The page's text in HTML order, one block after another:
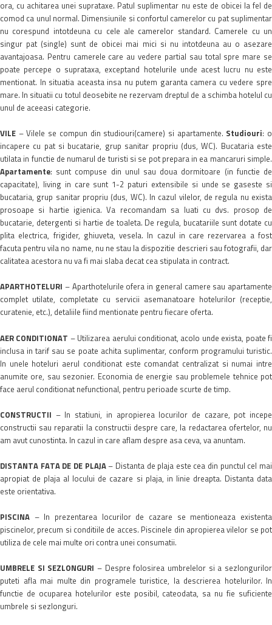
ora, cu achitarea unei suprataxe. Patul suplimentar nu este de obicei la fel de
comod ca unul normal. Dimensiunile si confortul camerelor cu pat suplimentar
nu corespund intotdeuna cu cele ale camerelor standard. Camerele cu un
singur pat (single) sunt de obicei mai mici si nu intotdeuna au o asezare
avantajoasa. Pentru camerele care au vedere partial sau total spre mare se
poate percepe o suprataxa, exceptand hotelurile unde acest lucru nu este
mentionat. In situatia aceasta insa nu putem garanta camera cu vedere spre
mare. In situatii cu totul deosebite ne rezervam dreptul de a schimba hotelul cu
unul de aceeasi categorie.
VILE – Vilele se compun din studiouri(camere) si apartamente. Studiouri: o
incapere cu pat si bucatarie, grup sanitar propriu (dus, WC). Bucataria este
utilata in functie de numarul de turisti si se pot prepara in ea mancaruri simple.
Apartamente: sunt compuse din unul sau doua dormitoare (in functie de
capacitate), living in care sunt 1-2 paturi extensibile si unde se gaseste si
bucataria, grup sanitar propriu (dus, WC). In cazul vilelor, de regula nu exista
prosoape si hartie igienica. Va recomandam sa luati cu dvs. prosop de
bucatarie, detergenti si hartie de toaleta. De regula, bucatariile sunt dotate cu
plita electrica, frigider, ghiuveta, vesela. In cazul in care rezervarea a fost
facuta pentru vila no name, nu ne stau la dispozitie descrieri sau fotografii, dar
calitatea acestora nu va fi mai slaba decat cea stipulata in contract.
APARTHOTELURI – Aparthotelurile ofera in general camere sau apartamente
complet utilate, completate cu servicii asemanatoare hotelurilor (receptie,
curatenie, etc.), detaliile fiind mentionate pentru fiecare oferta.
AER CONDITIONAT – Utilizarea aerului conditionat, acolo unde exista, poate fi
inclusa in tarif sau se poate achita suplimentar, conform programului turistic.
In unele hoteluri aerul conditionat este comandat centralizat si numai intre
anumite ore, sau sezonier. Economia de energie sau problemele tehnice pot
face aerul conditionat nefunctional, pentru perioade scurte de timp.
CONSTRUCTII – In statiuni, in apropierea locurilor de cazare, pot incepe
constructii sau reparatii la constructii despre care, la redactarea ofertelor, nu
am avut cunostinta. In cazul in care aflam despre asa ceva, va anuntam.
DISTANTA FATA DE DE PLAJA– Distanta de plaja este cea din punctul cel mai
apropiat de plaja al locului de cazare si plaja, in linie dreapta. Distanta data
este orientativa.
PISCINA – In prezentarea locurilor de cazare se mentioneaza existenta
piscinelor, precum si conditiile de acces. Piscinele din apropierea vilelor se pot
utiliza de cele mai multe ori contra unei consumatii.
UMBRELE SI SEZLONGURI – Despre folosirea umbrelelor si a sezlongurilor
puteti afla mai multe din programele turistice, la descrierea hotelurilor. In
functie de ocuparea hotelurilor este posibil, cateodata, sa nu fie suficiente
umbrele si sezlonguri.